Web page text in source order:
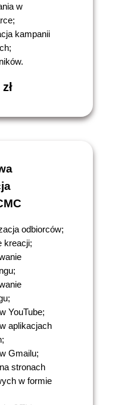
w
kampanii
odbiorców;
kreacji;
YouTube;
aplikacjach
Gmailu;
stronach
w formie